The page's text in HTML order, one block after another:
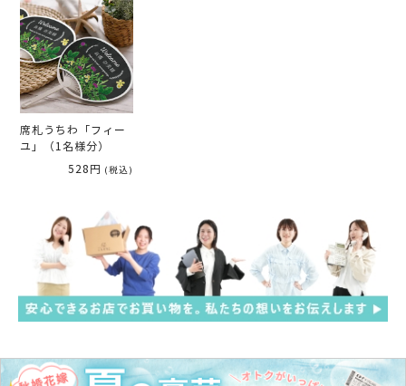
席札うちわ「フィー
ユ」（1名様分）
528円 (税込)